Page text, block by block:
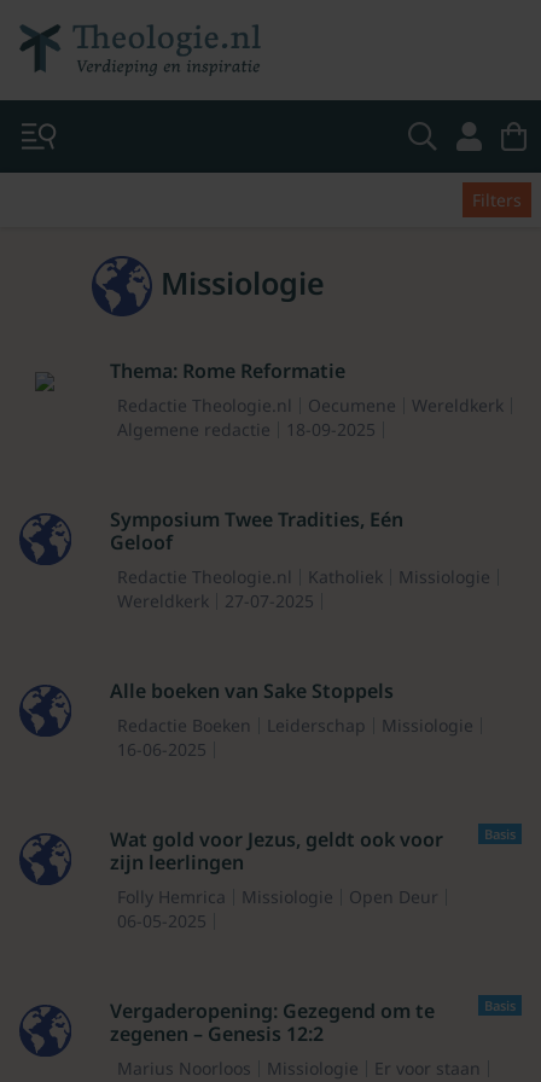
Filters
Missiologie
Thema: Rome Reformatie
Redactie Theologie.nl Oecumene
Wereldkerk
Algemene redactie
18-09-2025
Symposium Twee Tradities, Eén
Geloof
Redactie Theologie.nl Katholiek
Missiologie
Wereldkerk
27-07-2025
Alle boeken van Sake Stoppels
Redactie Boeken Leiderschap
Missiologie
16-06-2025
Basis
Wat gold voor Jezus, geldt ook voor
zijn leerlingen
Folly Hemrica Missiologie
Open Deur
06-05-2025
Basis
Vergaderopening: Gezegend om te
zegenen – Genesis 12:2
Marius Noorloos Missiologie
Er voor staan